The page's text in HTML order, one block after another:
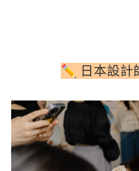
✏️ 日本設計